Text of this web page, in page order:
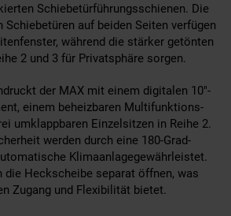
Schiebetürführungsschienen. Die
Schiebetüren auf beiden Seiten verfügen
während die stärker getönten
2 und 3 für Privatsphäre sorgen.
der MAX mit einem digitalen 10"-
einem beheizbaren Multifunktions-
umklappbaren Einzelsitzen in Reihe 2.
werden durch eine 180-Grad-
Klimaanlagegewährleistet.
Heckscheibe separat öffnen, was
Zugang und Flexibilität bietet.